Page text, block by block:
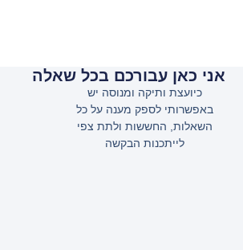
אני כאן עבורכם בכל שאלה
כיועצת ותיקה ומנוסה יש
באפשרותי לספק מענה על כל
השאלות, החששות ולתת צפי
לייתכנות הבקשה